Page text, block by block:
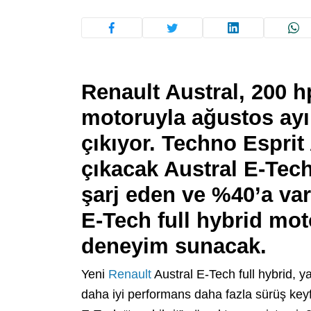
Renault Austral, 200
motoruyla ağustos
çıkıyor. Techno
çıkacak Austral E-
şarj eden ve %40’a
E-Tech full hybrid
deneyim sunacak.
Yeni Renault Austral E-Tech full hybrid,
daha iyi performans daha fazla sürüş